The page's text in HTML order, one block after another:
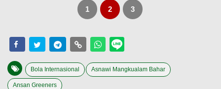
1 2 3
Bola Internasional Asnawi Mangkualam Bahar
Ansan Greeners